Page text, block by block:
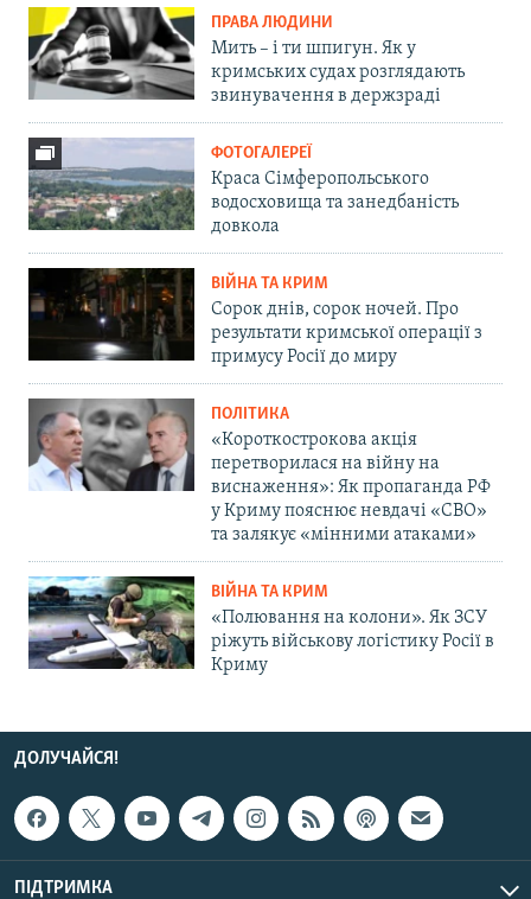
ПРАВА ЛЮДИНИ
Мить – і ти шпигун. Як у
кримських судах розглядають
звинувачення в держзраді
ФОТОГАЛЕРЕЇ
Краса Сімферопольського
водосховища та занедбаність
довкола
ВІЙНА ТА КРИМ
Сорок днів, сорок ночей. Про
результати кримської операції з
примусу Росії до миру
ПОЛІТИКА
«Короткострокова акція
перетворилася на війну на
виснаження»: Як пропаганда РФ
у Криму пояснює невдачі «СВО»
та залякує «мінними атаками»
ВІЙНА ТА КРИМ
«Полювання на колони». Як ЗСУ
ріжуть військову логістику Росії в
Криму
ДОЛУЧАЙСЯ!
ПІДТРИМКА